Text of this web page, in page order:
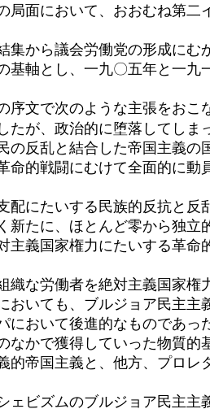
面において、おおむね第二
から議会労働党の形成にむ
軸とし、一九〇五年と一九
文で次のような主張をおこ
が、政治的に堕落してし
反乱と結合した帝国主義の
的戦闘にむけて全面的に動
にたいする民族的反抗と反
たに、ほとんど零から独立
義国家権力にたいする革命
な労働者を絶対主義国家権
いても、ブルジョア民主主
おいて後進的なものであっ
かで獲得していった物質的
帝国主義と、他方、プロレ
ビズムのブルジョア民主主